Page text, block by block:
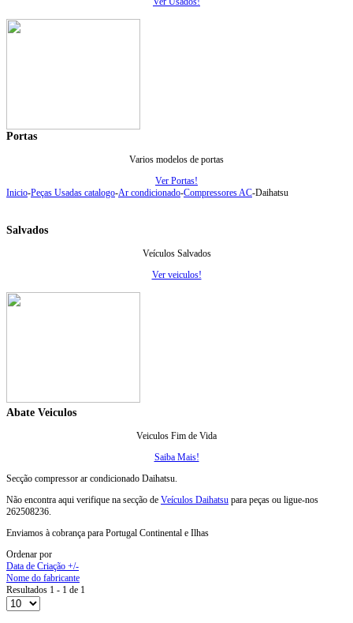
Portas
Varios modelos de portas
Ver Portas!
Inicio-Peças Usadas catalogo-Ar condicionado-Compressores AC-Daihatsu
Salvados
Veículos Salvados
Ver veiculos!
Abate Veiculos
Veiculos Fim de Vida
Saiba Mais!
Secção compressor ar condicionado Daihatsu.
Não encontra aqui verifique na secção de Veículos Daihatsu para peças ou ligue-nos
262508236.
Enviamos à cobrança para Portugal Continental e Ilhas
Ordenar por
Data de Criação +/-
Nome do fabricante
Resultados 1 - 1 de 1